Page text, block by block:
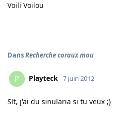
Voili Voilou
DansRecherche coraux mou
P Playteck 7 juin 2012
Slt, j'ai du sinularia si tu veux ;)